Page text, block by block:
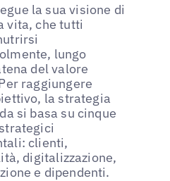
la sua visione di
vita, che tutti
lungo
del valore
raggiungere
la strategia
si basa su cinque
clienti,
digitalizzazione,
e dipendenti.